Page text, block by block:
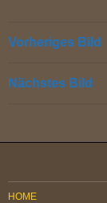
Vorheriges Bild
Nächstes Bild
HOME